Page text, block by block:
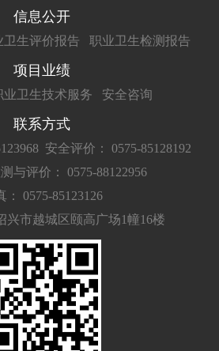
信息公开
卫生评价报告 职业卫生检测报告
项目业绩
业卫生技术服务 安全咨询
联系方式
安全评价： 0575-85128192
与评价： 0575-88122956
： 0575-85123126
兴市越城区颐高广场1幢16楼